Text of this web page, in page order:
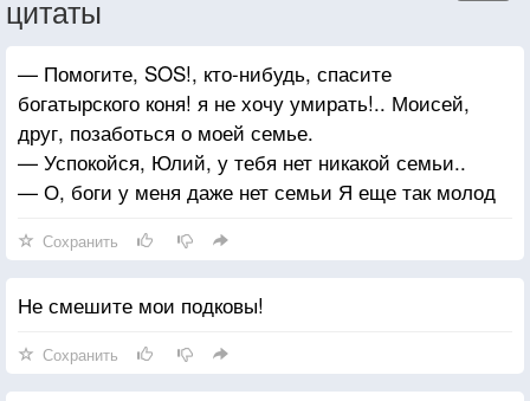
цитаты
— Помогите, SOS!, кто-нибудь, спасите
богатырского коня! я не хочу умирать!.. Моисей,
друг, позаботься о моей семье.
— Успокойся, Юлий, у тебя нет никакой семьи..
— О, боги у меня даже нет семьи Я еще так молод
Сохранить
Не смешите мои подковы!
Сохранить